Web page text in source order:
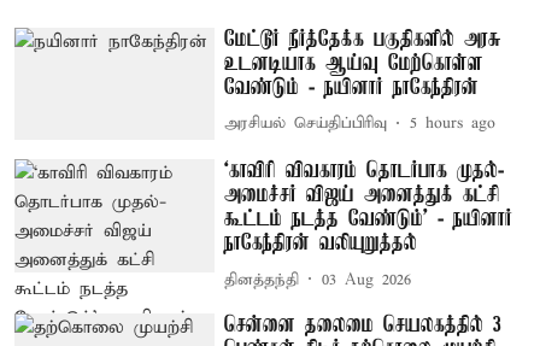
மேட்டூர் நீர்த்தேக்க பகுதிகளில் அரசு
உடனடியாக ஆய்வு மேற்கொள்ள
வேண்டும் - நயினார் நாகேந்திரன்
அரசியல் செய்திப்பிரிவு 5 hours ago
‘காவிரி விவகாரம் தொடர்பாக முதல்-
அமைச்சர் விஜய் அனைத்துக் கட்சி
கூட்டம் நடத்த வேண்டும்’ - நயினார்
நாகேந்திரன் வலியுறுத்தல்
தினத்தந்தி 03 Aug 2026
சென்னை தலைமை செயலகத்தில் 3